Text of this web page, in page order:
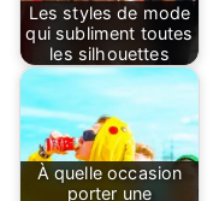
Les styles de mode
qui subliment toutes
les silhouettes
À quelle occasion
porter une